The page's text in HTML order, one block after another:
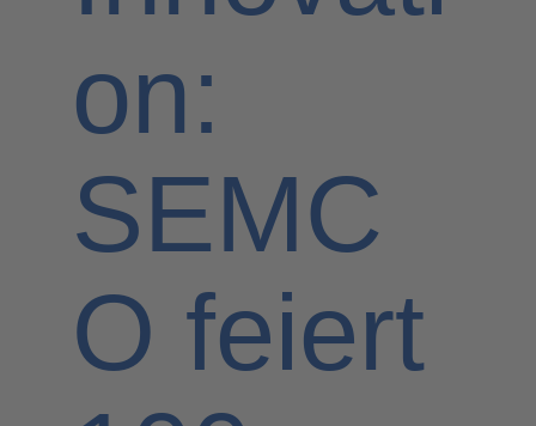
on:
SEMC
O feiert